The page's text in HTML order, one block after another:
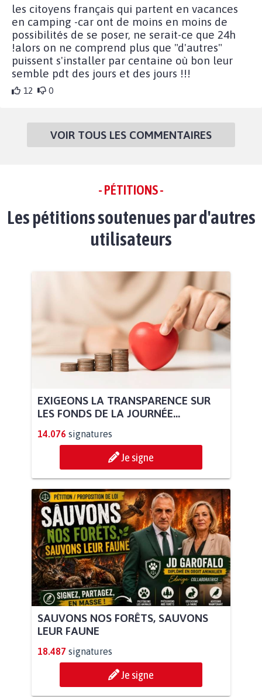
les citoyens français qui partent en vacances
en camping -car ont de moins en moins de
possibilités de se poser, ne serait-ce que 24h
!alors on ne comprend plus que "d'autres"
puissent s'installer par centaine où bon leur
semble pdt des jours et des jours !!!
12 0
VOIR TOUS LES COMMENTAIRES
- PÉTITIONS -
Les pétitions soutenues par d'autres
utilisateurs
EXIGEONS LA TRANSPARENCE SUR
LES FONDS DE LA JOURNÉE...
14.076 signatures
Je signe
SAUVONS NOS FORÊTS, SAUVONS
LEUR FAUNE
18.487 signatures
Je signe